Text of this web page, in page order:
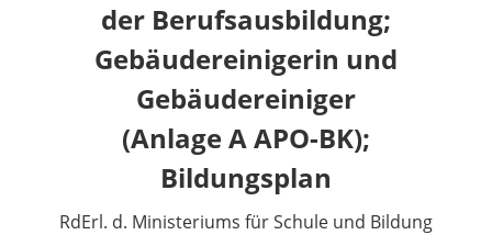
der Berufsausbildung;
Gebäudereinigerin und
Gebäudereiniger
(Anlage A APO-BK);
Bildungsplan
RdErl. d. Ministeriums für Schule und Bildung